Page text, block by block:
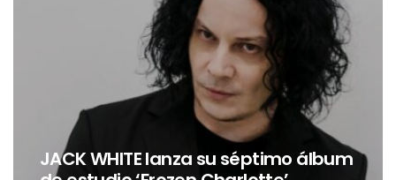
JACK WHITE lanza su séptimo álbum